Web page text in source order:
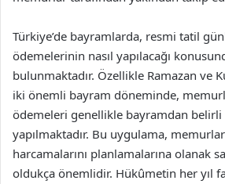
Türkiye’de bayramlarda, resmi tatil
ödemelerinin nasıl yapılacağı
bulunmaktadır. Özellikle Ramazan ve
iki önemli bayram döneminde,
ödemeleri genellikle bayramdan belirli
yapılmaktadır. Bu uygulama,
harcamalarını planlamalarına olanak
oldukça önemlidir. Hükûmetin her yıl